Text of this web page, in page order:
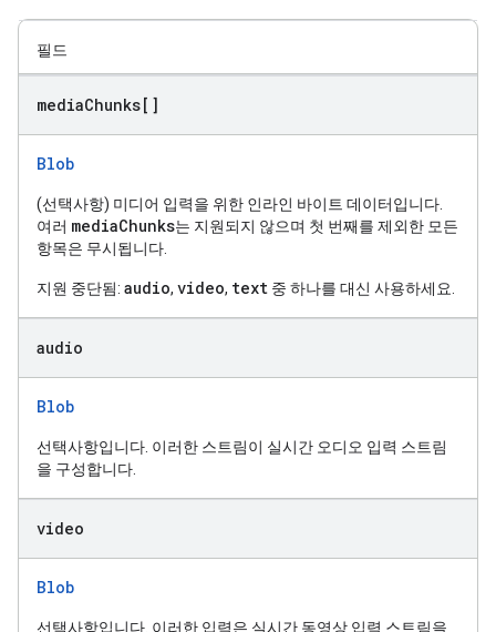
필드
mediaChunks[]
Blob
(선택사항) 미디어 입력을 위한 인라인 바이트 데이터입니다.
여러 mediaChunks는 지원되지 않으며 첫 번째를 제외한 모든
항목은 무시됩니다.
지원 중단됨: audio, video, text 중 하나를 대신 사용하세요.
audio
Blob
선택사항입니다. 이러한 스트림이 실시간 오디오 입력 스트림
을 구성합니다.
video
Blob
선택사항입니다. 이러한 입력은 실시간 동영상 입력 스트림을